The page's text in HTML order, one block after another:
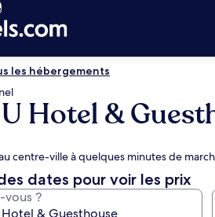
les hébergements
Hotel &
centre-ville à quelques minutes de
dates pour voir les prix
vous ?